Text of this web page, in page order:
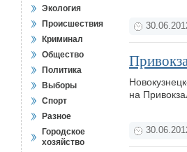
Экология
Происшествия
Криминал
Общество
Политика
Выборы
Спорт
Разное
Городское
хозяйство
на